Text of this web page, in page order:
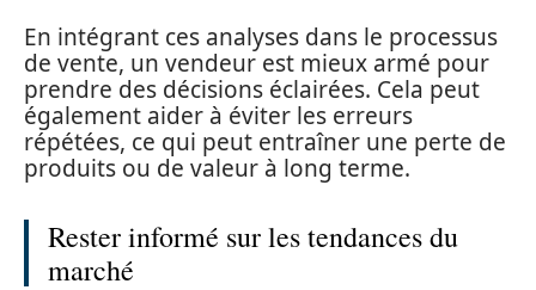
En intégrant ces analyses dans le processus
de vente, un vendeur est mieux armé pour
prendre des décisions éclairées. Cela peut
également aider à éviter les erreurs
répétées, ce qui peut entraîner une perte de
produits ou de valeur à long terme.
Rester informé sur les tendances du
marché